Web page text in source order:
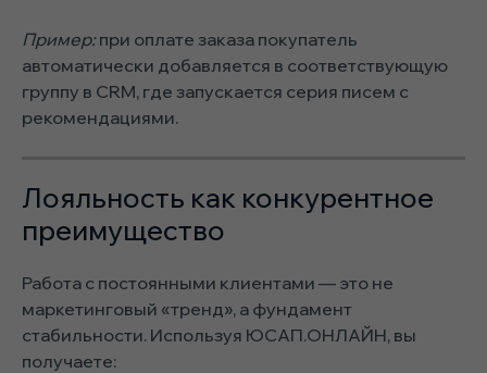
Пример:при оплате заказа покупатель
автоматически добавляется в соответствующую
группу в CRM, где запускается серия писем с
рекомендациями.
Лояльность как конкурентное
преимущество
Работа с постоянными клиентами — это не
маркетинговый «тренд», а фундамент
стабильности. Используя ЮСАП.ОНЛАЙН, вы
получаете: